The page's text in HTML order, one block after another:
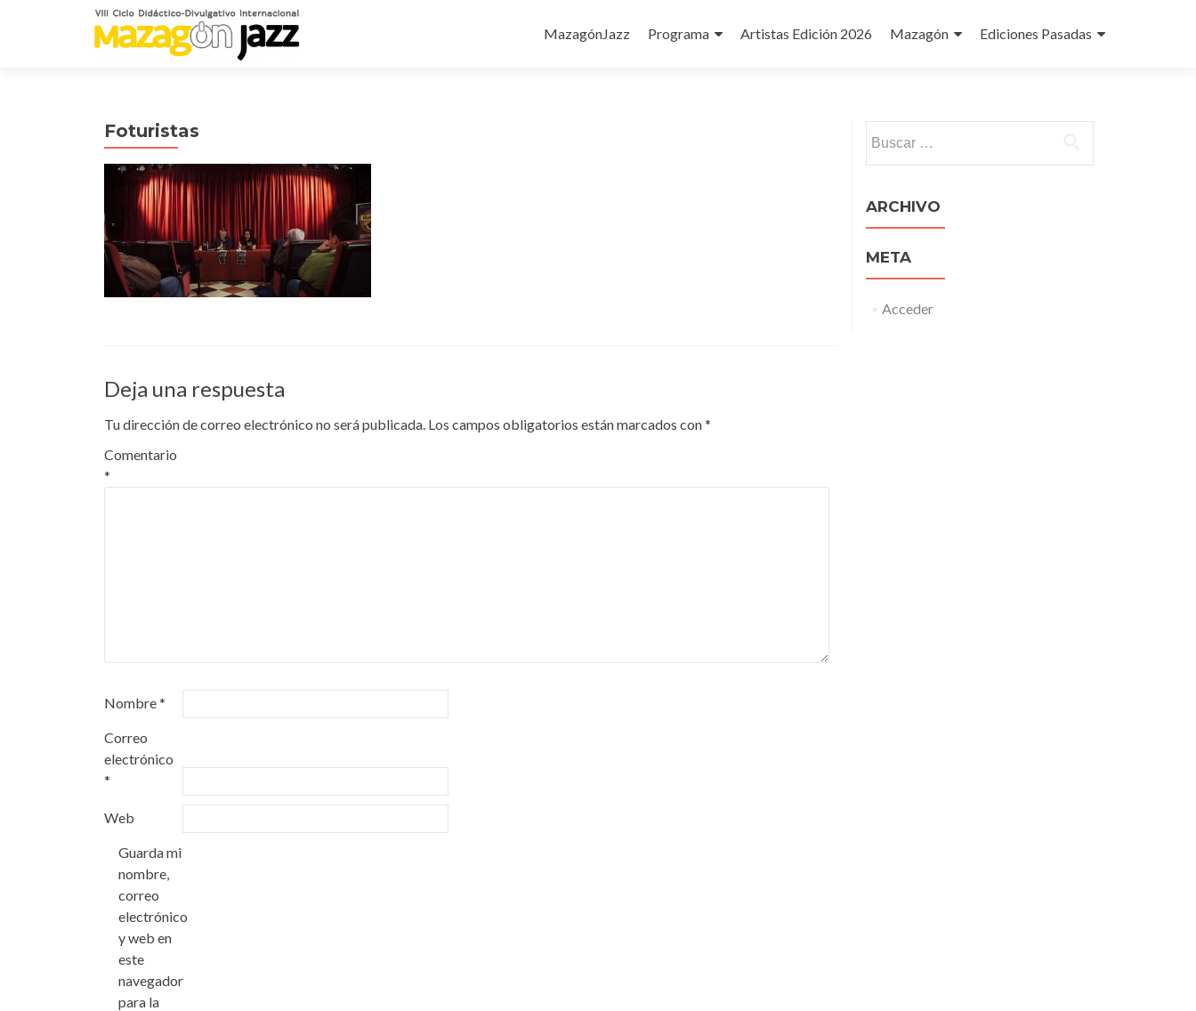
al
MazagónJazz Programa Artistas Edición 2026 Mazagón Ediciones Pasadas
Foturistas
Deja una respuesta
Tu dirección de correo electrónico no será publicada. Los campos obligatorios están marcados con*
Comentario
*
Nombre*
Correo
electrónico
*
Web
Guarda mi
nombre,
correo
electrónico
y web en
este
navegador
para la
ARCHIVO
META
Acceder